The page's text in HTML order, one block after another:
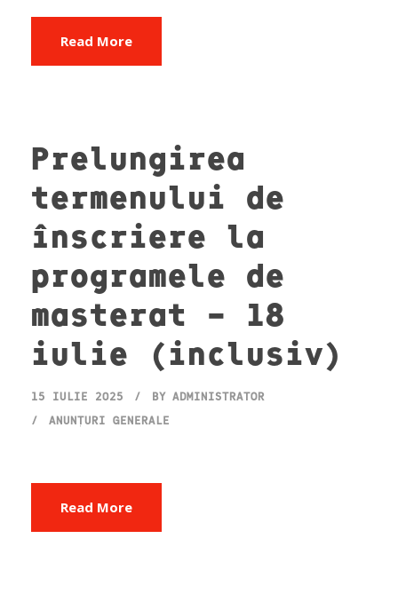
Read More
Prelungirea
termenului de
înscriere la
programele de
masterat – 18
iulie (inclusiv)
15 IULIE 2025 BY ADMINISTRATOR
ANUNȚURI GENERALE
Read More